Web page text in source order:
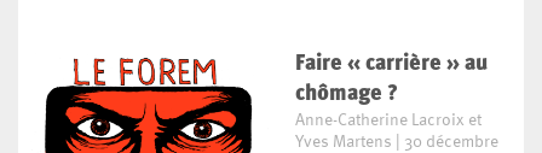
Faire « carrière » au
chômage ?
Anne-Catherine Lacroix et
Yves Martens
30 décembre